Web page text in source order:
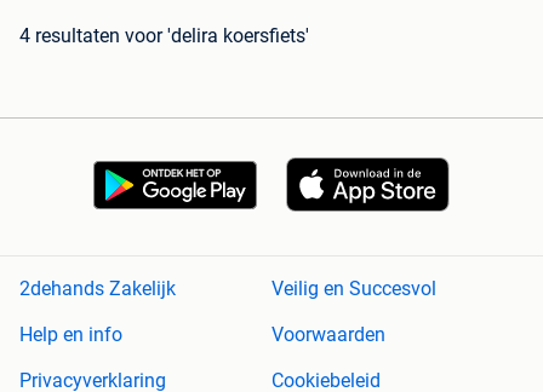
4 resultaten voor 'delira koersfiets'
2dehands Zakelijk
Veilig en Succesvol
Help en info
Voorwaarden
Privacyverklaring
Cookiebeleid